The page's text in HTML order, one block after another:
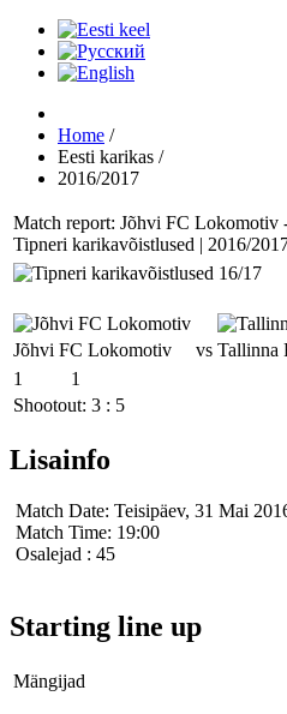
Home /
Eesti karikas /
2016/2017
Match report: Jõhvi FC Lokomotiv
Tipneri karikavõistlused | 2016/
Jõhvi FC Lokomotiv vs Tallinna
1
1
Shootout: 3 : 5
Lisainfo
Match Date: Teisipäev, 31 Mai
Match Time: 19:00
Osalejad : 45
Starting line up
Mängijad